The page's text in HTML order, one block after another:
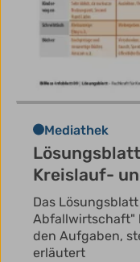
Mediathek
Kreislauf-
Das
Abfallwirtschaft"
den Aufgaben,
erläutert